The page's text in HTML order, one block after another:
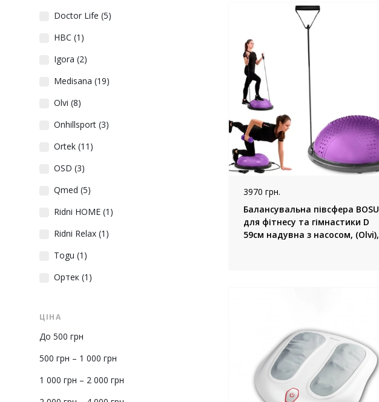
Doctor Life (5)
HBC (1)
Igora (2)
Medisana (19)
Olvi (8)
Onhillsport (3)
Ortek (11)
OSD (3)
Qmed (5)
Ridni HOME (1)
Ridni Relax (1)
Togu (1)
Ортек (1)
ЦІНА
До 500 грн
500 грн – 1 000 грн
1 000 грн – 2 000 грн
3970 грн.
Балансувальна півсфера BOSU
для фітнесу та гімнастики D
59см надувна з насосом, (Olvi),